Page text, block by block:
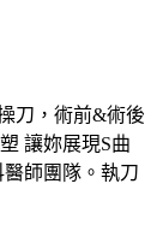
刀，術前&術後
讓妳展現S曲
師團隊。執刀